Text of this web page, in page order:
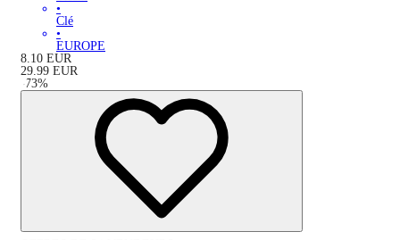
•
Clé
•
EUROPE
8.10 EUR
29.99 EUR
-73%